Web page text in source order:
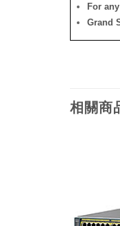
For
Grand
相關商